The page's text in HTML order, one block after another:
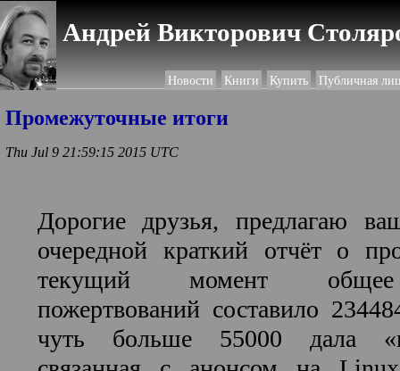
Андрей Викторович
Новости Книги Купить Публичная
Промежуточные итоги
Thu Jul 9 21:59:15 2015 UTC
Дорогие друзья, предлагаю
очередной краткий отчёт о
текущий момент общее
пожертвований составило
чуть больше 55000 дала